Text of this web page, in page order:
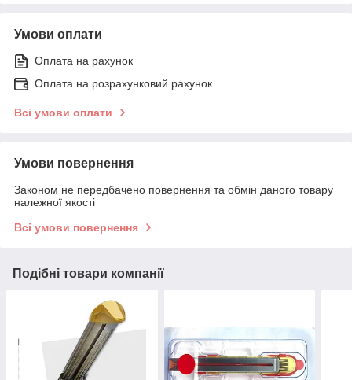
Умови оплати
Оплата на рахунок
Оплата на розрахунковий рахунок
Всі умови оплати
Умови повернення
Законом не передбачено повернення та обмін даного товару
належної якості
Всі умови повернення
Подібні товари компанії